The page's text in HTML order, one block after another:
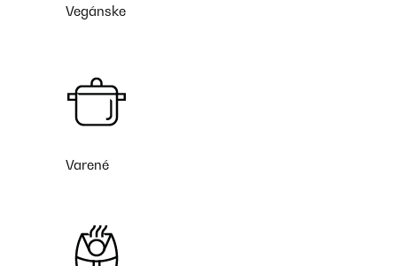
Vegánske
Varené